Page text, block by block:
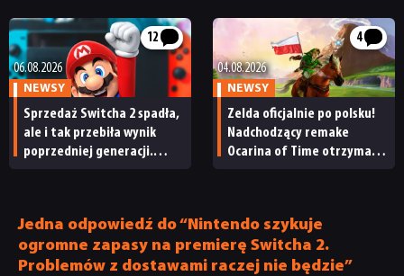
kolekcjonerskim
12
06.08.2026
NEWSY
Sprzedaż Switcha 2 spadła,
ale i tak przebiła wynik
poprzedniej generacji.
4
04.08.2026
NEWSY
Zelda oficjalnie po polsku!
Nadchodzący remake
Ocarina of Time otrzyma
Jedna odpowiedź do “Nintendo szykuje
ogromne zapasy na premierę Switcha 2.
Problemów z dostawami raczej nie będzie”